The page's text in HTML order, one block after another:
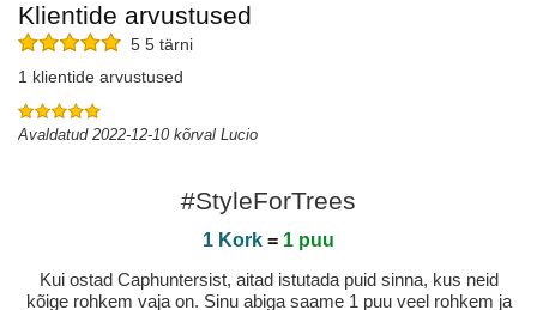
Klientide arvustused
5 5 tärni
1 klientide arvustused
Avaldatud 2022-12-10 kõrval Lucio
#StyleForTrees
1 Kork = 1 puu
Kui ostad Caphuntersist, aitad istutada puid sinna, kus neid
kõige rohkem vaja on. Sinu abiga saame 1 puu veel rohkem ja